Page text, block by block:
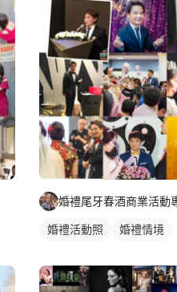
婚禮活動照 婚禮情境